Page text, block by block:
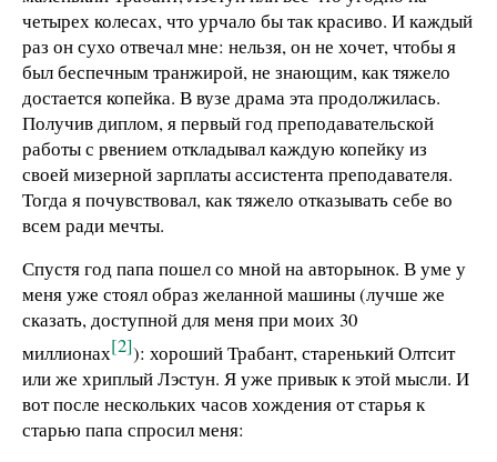
четырех колесах, что урчало бы так красиво. И каждый
раз он сухо отвечал мне: нельзя, он не хочет, чтобы я
был беспечным транжирой, не знающим, как тяжело
достается копейка. В вузе драма эта продолжилась.
Получив диплом, я первый год преподавательской
работы с рвением откладывал каждую копейку из
своей мизерной зарплаты ассистента преподавателя.
Тогда я почувствовал, как тяжело отказывать себе во
всем ради мечты.
Спустя год папа пошел со мной на авторынок. В уме у
меня уже стоял образ желанной машины (лучше же
сказать, доступной для меня при моих 30
миллионах[2]): хороший Трабант, старенький Олтсит
или же хриплый Лэстун. Я уже привык к этой мысли. И
вот после нескольких часов хождения от старья к
старью папа спросил меня: